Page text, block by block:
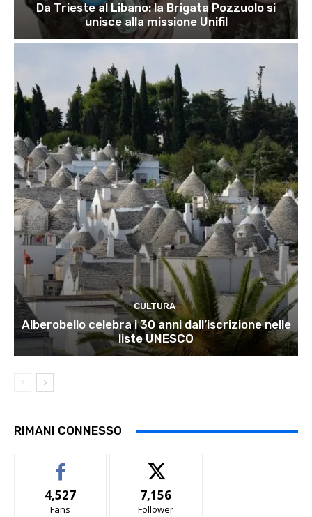
Da Trieste al Libano: la Brigata Pozzuolo si
unisce alla missione Unifil
CULTURA
Alberobello celebra i 30 anni dall’iscrizione nelle
liste UNESCO
RIMANI CONNESSO
4,527
Fans
7,156
Follower